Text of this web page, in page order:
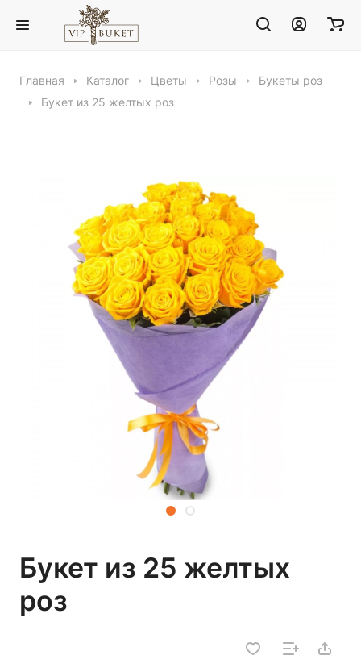
Главная Каталог Цветы Розы
Букеты роз
Букет из 25 желтых роз
Букет из 25 желтых
роз